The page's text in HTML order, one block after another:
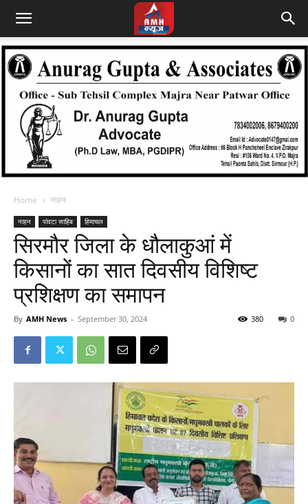
Home नाहन
नाहन पांवटा साहिब हिमाचल
सिरमौर जिला के धौलाकुआं में
किसानों का सात दिवसीय विशिष्ट
प्रशिक्षण का समापन
By AMH News - September 30, 2024 0
380